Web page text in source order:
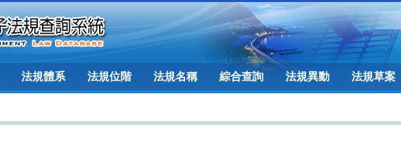
法規體系 法規位階 法規名稱 綜合查詢 法規異動 法規草案